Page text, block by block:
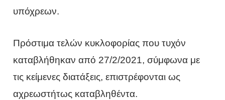
υπόχρεων.
Πρόστιμα τελών κυκλοφορίας που τυχόν
καταβλήθηκαν από 27/2/2021, σύμφωνα με
τις κείμενες διατάξεις, επιστρέφονται ως
αχρεωστήτως καταβληθέντα.